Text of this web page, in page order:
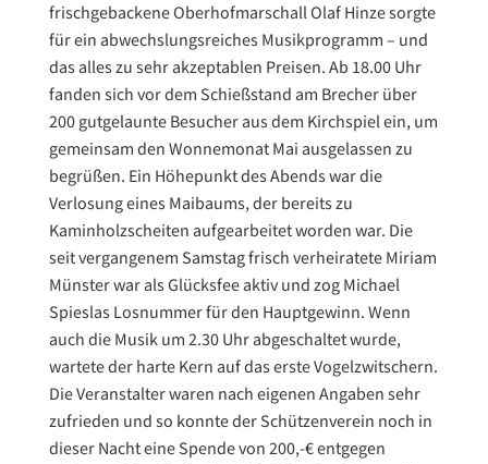
frischgebackene Oberhofmarschall Olaf Hinze sorgte
für ein abwechslungsreiches Musikprogramm – und
das alles zu sehr akzeptablen Preisen. Ab 18.00 Uhr
fanden sich vor dem Schießstand am Brecher über
200 gutgelaunte Besucher aus dem Kirchspiel ein, um
gemeinsam den Wonnemonat Mai ausgelassen zu
begrüßen. Ein Höhepunkt des Abends war die
Verlosung eines Maibaums, der bereits zu
Kaminholzscheiten aufgearbeitet worden war. Die
seit vergangenem Samstag frisch verheiratete Miriam
Münster war als Glücksfee aktiv und zog Michael
Spieslas Losnummer für den Hauptgewinn. Wenn
auch die Musik um 2.30 Uhr abgeschaltet wurde,
wartete der harte Kern auf das erste Vogelzwitschern.
Die Veranstalter waren nach eigenen Angaben sehr
zufrieden und so konnte der Schützenverein noch in
dieser Nacht eine Spende von 200,-€ entgegen